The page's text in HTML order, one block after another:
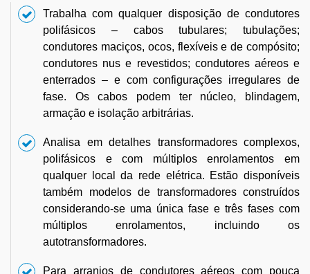
Trabalha com qualquer disposição de condutores
polifásicos – cabos tubulares; tubulações;
condutores maciços, ocos, flexíveis e de compósito;
condutores nus e revestidos; condutores aéreos e
enterrados – e com configurações irregulares de
fase. Os cabos podem ter núcleo, blindagem,
armação e isolação arbitrárias.
Analisa em detalhes transformadores complexos,
polifásicos e com múltiplos enrolamentos em
qualquer local da rede elétrica. Estão disponíveis
também modelos de transformadores construídos
considerando-se uma única fase e três fases com
múltiplos enrolamentos, incluindo os
autotransformadores.
Para arranjos de condutores aéreos com pouca